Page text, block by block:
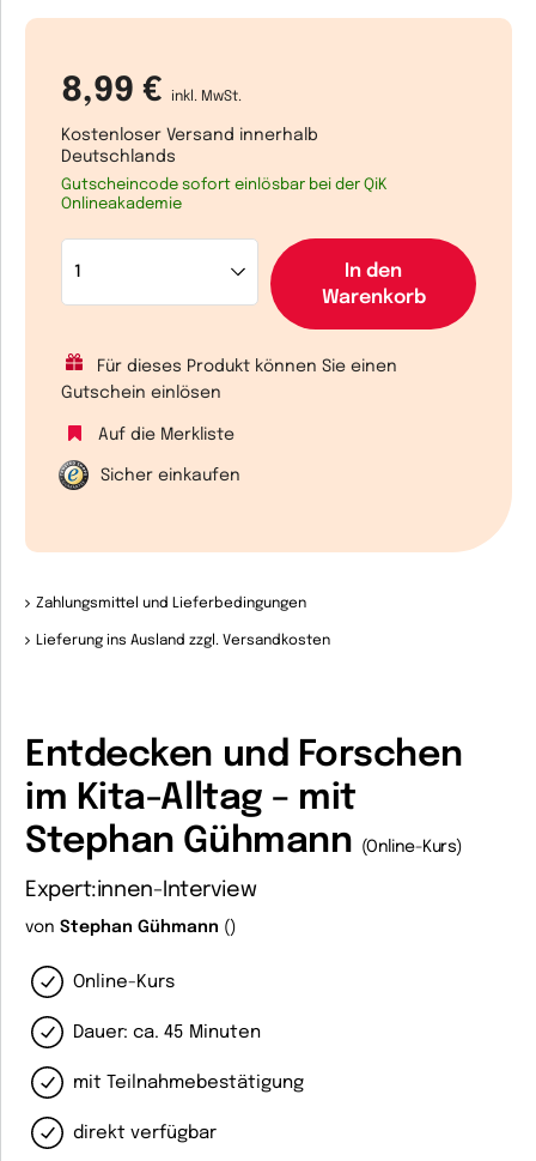
8,99 € inkl. MwSt.
Kostenloser Versand innerhalb
Deutschlands
Gutscheincode sofort einlösbar bei der QiK
Onlineakademie
In den
Warenkorb
Für dieses Produkt können Sie einen
Gutschein einlösen
Auf die Merkliste
Sicher einkaufen
Zahlungsmittel und Lieferbedingungen
Lieferung ins Ausland zzgl. Versandkosten
Entdecken und Forschen
im Kita-Alltag – mit
Stephan Gühmann
(Online-Kurs)
Expert:innen-Interview
von Stephan Gühmann ()
Online-Kurs
Dauer: ca. 45 Minuten
mit Teilnahmebestätigung
direkt verfügbar